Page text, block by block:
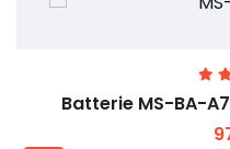
Batterie MS-BA-